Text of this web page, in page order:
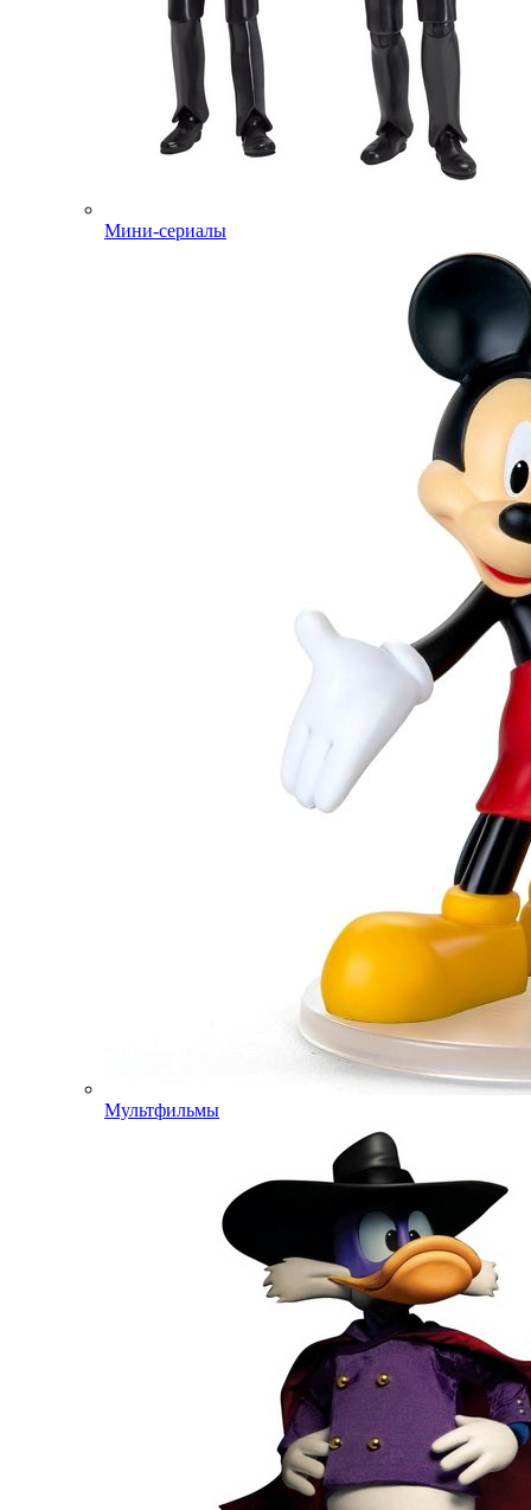
Мини-сериалы
Мультфильмы